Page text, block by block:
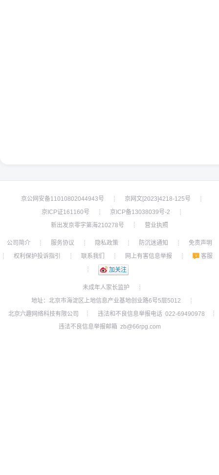
京公网安备11010802044943号 ┊ 京网文[2023]4218-125号
┊
京ICP证161160号
┊ 京ICP备13038039号-2
┊
新出发京零字第海210278号
┊ 营业执照
公司简介 ┊ 服务协议 ┊ 隐私政策 ┊ 防沉迷通知 ┊
免责声明
┊
权利保护投诉指引 ┊ 联系我们 ┊ 网上有害信息举报 ┊
客服
┊
加关注
未成年人家长监护
┊
地址：北京市海淀区上地信息产业基地创业路6号5层5012
┊
北京六趣网络科技有限公司
┊ 违法和不良信息举报电话 022-69490978
┊
违法不良信息举报邮箱 zb@66rpg.com